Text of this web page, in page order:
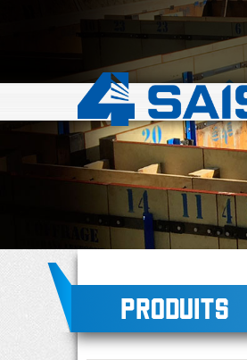
Produits